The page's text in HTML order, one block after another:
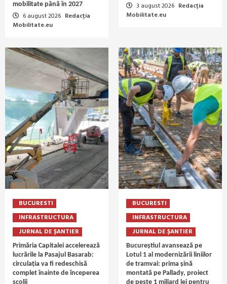
mobilitate până în 2027
6 august 2026 Redacția
Mobilitate.eu
3 august 2026 Redacția
Mobilitate.eu
BUCURESTI
INFRASTRUCTURA
JURNAL DE ȘANTIER
Primăria Capitalei accelerează
lucrările la Pasajul Basarab:
circulația va fi redeschisă
complet înainte de începerea
școlii
BUCURESTI
INFRASTRUCTURA
JURNAL DE ȘANTIER
Bucureștiul avansează pe
Lotul 1 al modernizării liniilor
de tramvai: prima șină
montată pe Pallady, proiect
de peste 1 miliard lei pentru